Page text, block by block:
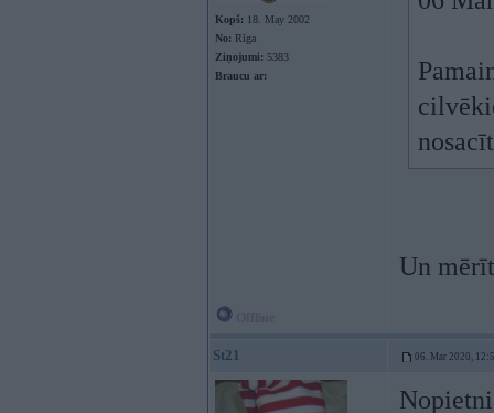
Kopš: 18. May 2002
No: Rīga
Ziņojumi: 5383
Braucu ar:
Un
St21 06. Mar 2020,